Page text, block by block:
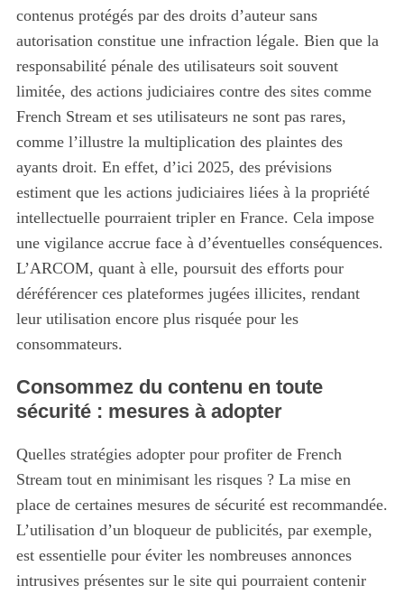
contenus protégés par des droits d’auteur sans
autorisation constitue une infraction légale. Bien que la
responsabilité pénale des utilisateurs soit souvent
limitée, des actions judiciaires contre des sites comme
French Stream et ses utilisateurs ne sont pas rares,
comme l’illustre la multiplication des plaintes des
ayants droit. En effet, d’ici 2025, des prévisions
estiment que les actions judiciaires liées à la propriété
intellectuelle pourraient tripler en France. Cela impose
une vigilance accrue face à d’éventuelles conséquences.
L’ARCOM, quant à elle, poursuit des efforts pour
déréférencer ces plateformes jugées illicites, rendant
leur utilisation encore plus risquée pour les
consommateurs.
Consommez du contenu en toute
sécurité : mesures à adopter
Quelles stratégies adopter pour profiter de French
Stream tout en minimisant les risques ? La mise en
place de certaines mesures de sécurité est recommandée.
L’utilisation d’un bloqueur de publicités, par exemple,
est essentielle pour éviter les nombreuses annonces
intrusives présentes sur le site qui pourraient contenir